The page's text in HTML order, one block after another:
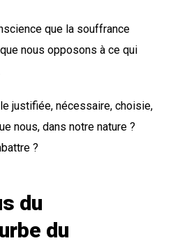
que la souffrance
nous opposons à ce qui
justifiée, nécessaire, choisie,
nous, dans notre nature ?
?
du
du